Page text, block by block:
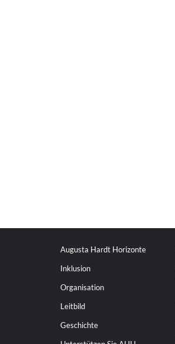
Augusta Hardt Horizonte
Inklusion
Organisation
Leitbild
Geschichte